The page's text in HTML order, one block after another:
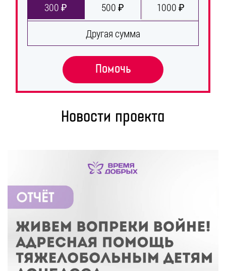
300 ₽ 500 ₽
1000 ₽
Другая сумма
Помочь
Новости проекта